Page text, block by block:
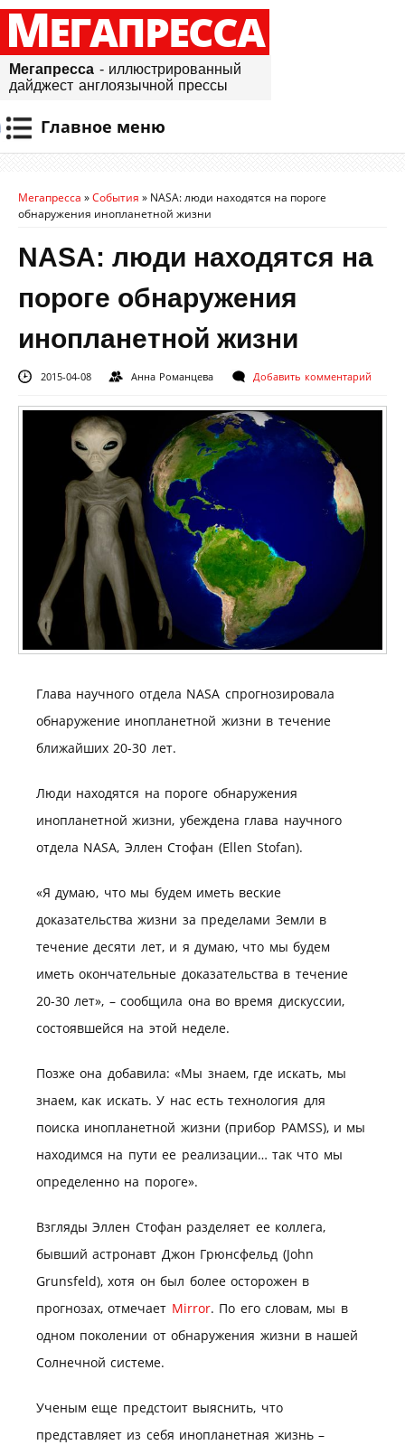
МЕГАПРЕССА
Мегапресса - иллюстрированный
дайджест англоязычной прессы
Главное меню
Мегапресса »События » NASA: люди находятся на пороге
обнаружения инопланетной жизни
NASA: люди находятся на
пороге обнаружения
инопланетной жизни
2015-04-08 Анна Романцева Добавить комментарий
Глава научного отдела NASA спрогнозировала
обнаружение инопланетной жизни в течение
ближайших 20-30 лет.
Люди находятся на пороге обнаружения
инопланетной жизни, убеждена глава научного
отдела NASA, Эллен Стофан (Ellen Stofan).
«Я думаю, что мы будем иметь веские
доказательства жизни за пределами Земли в
течение десяти лет, и я думаю, что мы будем
иметь окончательные доказательства в течение
20-30 лет», – сообщила она во время дискуссии,
состоявшейся на этой неделе.
Позже она добавила: «Мы знаем, где искать, мы
знаем, как искать. У нас есть технология для
поиска инопланетной жизни (прибор PAMSS), и мы
находимся на пути ее реализации… так что мы
определенно на пороге».
Взгляды Эллен Стофан разделяет ее коллега,
бывший астронавт Джон Грюнсфельд (John
Grunsfeld), хотя он был более осторожен в
прогнозах, отмечает Mirror. По его словам, мы в
одном поколении от обнаружения жизни в нашей
Солнечной системе.
Ученым еще предстоит выяснить, что
представляет из себя инопланетная жизнь –